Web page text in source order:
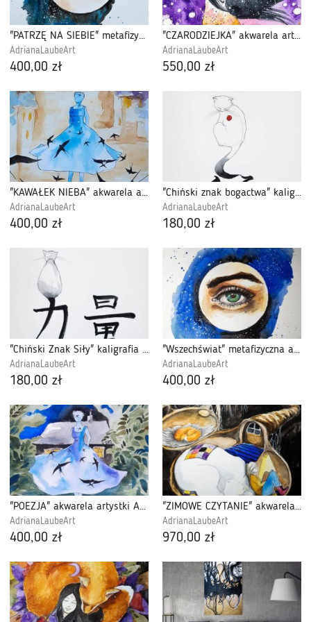
"PATRZĘ NA SIEBIE" metafizyczna akwarela
AdrianaLaubeArt
400,00 zł
"CZARODZIEJKA" akwarela artystki A. Laube
AdrianaLaubeArt
550,00 zł
"KAWAŁEK NIEBA" akwarela artystki A. Laube
AdrianaLaubeArt
400,00 zł
"Chiński znak bogactwa" kaligrafia chińska
AdrianaLaubeArt
180,00 zł
"Chiński Znak Siły" kaligrafia chińska
AdrianaLaubeArt
180,00 zł
"Wszechświat" metafizyczna akwarela
AdrianaLaubeArt
400,00 zł
"POEZJA" akwarela artystki Adriany Laube
AdrianaLaubeArt
400,00 zł
"ZIMOWE CZYTANIE" akwarela artystki A. Laube
AdrianaLaubeArt
970,00 zł